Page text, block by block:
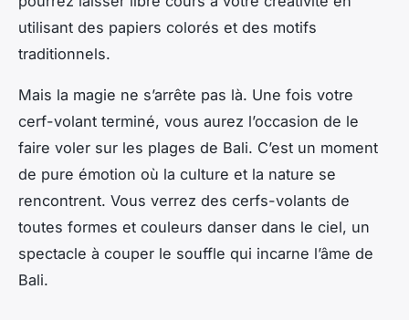
utilisant des papiers colorés et des motifs
traditionnels.
Mais la magie ne s’arrête pas là. Une fois votre
cerf-volant terminé, vous aurez l’occasion de le
faire voler sur les plages de Bali. C’est un moment
de pure émotion où la culture et la nature se
rencontrent. Vous verrez des cerfs-volants de
toutes formes et couleurs danser dans le ciel, un
spectacle à couper le souffle qui incarne l’âme de
Bali.